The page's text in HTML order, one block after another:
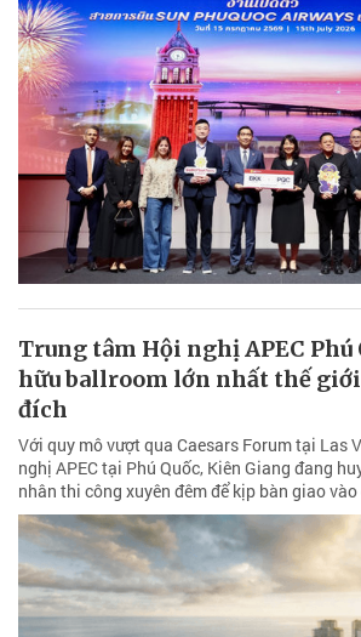
Trung tâm Hội nghị APEC Phú
hữu ballroom lớn nhất thế
đích
Với quy mô vượt qua Caesars Forum tại Las
nghị APEC tại Phú Quốc, Kiên Giang đang
nhân thi công xuyên đêm để kịp bàn giao